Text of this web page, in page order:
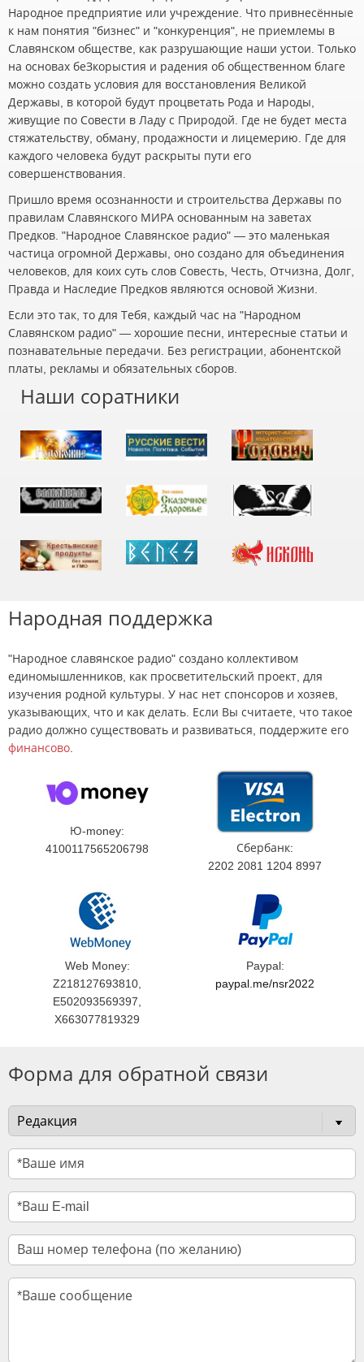
Народное предприятие или учреждение. Что привнесённые
к нам понятия "бизнес" и "конкуренция", не приемлемы в
Славянском обществе, как разрушающие наши устои. Только
на основах беЗкорыстия и радения об общественном благе
можно создать условия для восстановления Великой
Державы, в которой будут процветать Рода и Народы,
живущие по Совести в Ладу с Природой. Где не будет места
стяжательству, обману, продажности и лицемерию. Где для
каждого человека будут раскрыты пути его
совершенствования.
Пришло время осознанности и строительства Державы по
правилам Славянского МИРА основанным на заветах
Предков. "Народное Славянское радио" — это маленькая
частица огромной Державы, оно создано для объединения
человеков, для коих суть слов Совесть, Честь, Отчизна, Долг,
Правда и Наследие Предков являются основой Жизни.
Если это так, то для Тебя, каждый час на "Народном
Славянском радио" — хорошие песни, интересные статьи и
познавательные передачи. Без регистрации, абонентской
платы, рекламы и обязательных сборов.
Наши соратники
Народная поддержка
"Народное славянское радио" создано коллективом
единомышленников, как просветительский проект, для
изучения родной культуры. У нас нет спонсоров и хозяев,
указывающих, что и как делать. Если Вы считаете, что такое
радио должно существовать и развиваться, поддержите его
финансово.
Ю-money:
4100117565206798
Сбербанк:
2202 2081 1204 8997
Web Money:
Z218127693810,
E502093569397,
X663077819329
Paypal:
paypal.me/nsr2022
Форма для обратной связи